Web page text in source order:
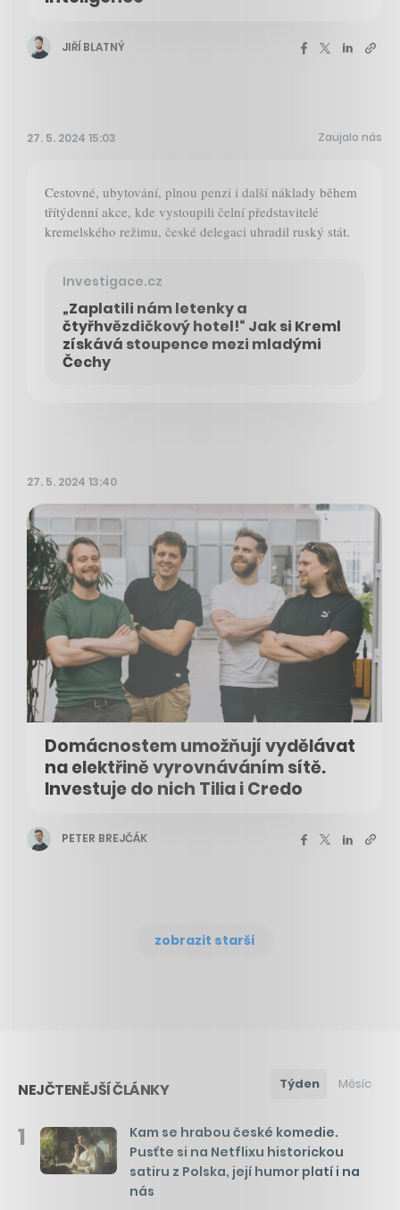
JIŘÍ BLATNÝ
27. 5. 2024 15:03 Zaujalo nás
Cestovné, ubytování, plnou penzi i další náklady během
třítýdenní akce, kde vystoupili čelní představitelé
kremelského režimu, české delegaci uhradil ruský stát.
Investigace.cz
„Zaplatili nám letenky a
čtyřhvězdičkový hotel!“ Jak si Kreml
získává stoupence mezi mladými
Čechy
27. 5. 2024 13:40
Domácnostem umožňují vydělávat
na elektřině vyrovnáváním sítě.
Investuje do nich Tilia i Credo
PETER BREJČÁK
zobrazit starší
NEJČTENĚJŠÍ ČLÁNKY Týden Měsíc
1
Kam se hrabou české komedie.
Pusťte si na Netflixu historickou
satiru z Polska, její humor platí i na
nás